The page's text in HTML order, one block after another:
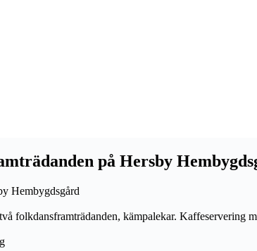
på Hersby
Hembygdsgård
folkdansframträdanden, kämpalekar. Kaffeservering